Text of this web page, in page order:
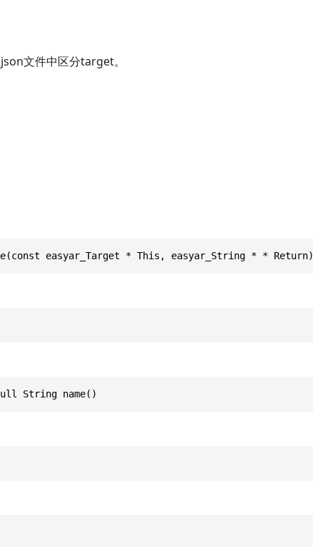
文件中区分target。
easyar_Target * This, easyar_String * * Return)
String name()